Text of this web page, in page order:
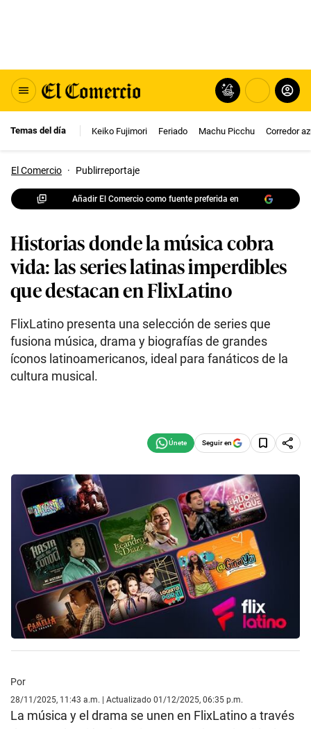
Temas del día Keiko Fujimori Feriado Machu Picchu Corredor
El Comercio · Publirreportaje
Añadir El Comercio como fuente preferida en
Historias donde la música cobra
vida: las series latinas imperdibles
que destacan en FlixLatino
FlixLatino presenta una selección de series que
fusiona música, drama y biografías de grandes
íconos latinoamericanos, ideal para fanáticos de la
cultura musical.
Seguir en
Por
28/11/2025, 11:43 a.m. | Actualizado 01/12/2025, 06:35 p.m.
La música y el drama se unen en FlixLatino a través